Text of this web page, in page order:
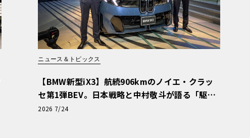
ニュース＆トピックス
【BMW新型iX3】航続906kmのノイエ・クラッ
セ第1弾BEV。日本戦略と中村敬斗が語る「駆け
ぬける歓び」
2026 7/24